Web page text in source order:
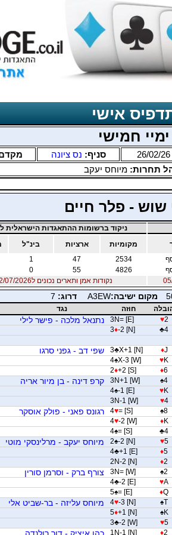
אישי
ימיי חמישי
26/02/26 סניף: נס ציונה
תחרות:מיוחס יעקב
שוש - פלר חיים
ניקוד ברשומות ההתאגדות הישראלית
מקומיות ארציות בינ"ל
2534
47
1
4826
55
0
נקודות אמן ותארים נכונים ל12/07/2026
מקום ישיבה:A3EW דרוג: 7
חוזה
נגד
♥2
3N= [E] נתנאל מלכה - פישר לילי
♣4
3♦-2 [N]
♦J
3♣X+1 [N] שפי דב - גפני סרגו
♥K
4♠X-3 [W]
♦6
2♦+2 [S]
♠4
3N+1 [W] קרפ דינה - בן מיור אריה
♥K
4♠-1 [E]
♥4
3N-1 [W]
♠8
4♥= [S] רגונס פאני - פולק אוסקר
♦K
4♥-2 [W]
♣4
4♠= [S]
♥5
2♠-2 [N] מיוחס יעקב - מרלינסקי מוטי
♦5
4♣+1 [E]
♦2
2N-2 [N]
♠2
3N= [W] צורף ברק - וסרמן סורין
♥A
4♣-2 [E]
♦Q
5♠= [E]
♠T
4♥-3 [N] מיוחס עליזה - בר-שביט אלי
♠K
5♦+1 [N]
♥5
3♣-2 [W]
♦2
1N-1 [N] כהן איציק - דור רולנדה